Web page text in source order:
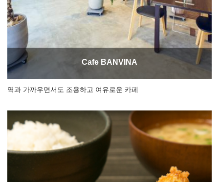
Cafe BANVINA
역과 가까우면서도 조용하고 여유로운 카페